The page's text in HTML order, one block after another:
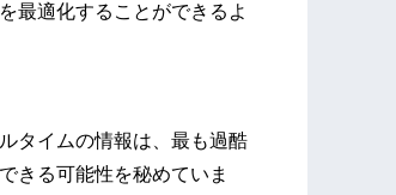
最適化することができるよ
タイムの情報は、最も過酷
きる可能性を秘めていま